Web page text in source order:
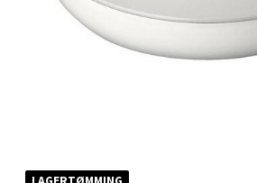
Skillevegen 5, 9411 Harstad
Åpent i dag 10-20